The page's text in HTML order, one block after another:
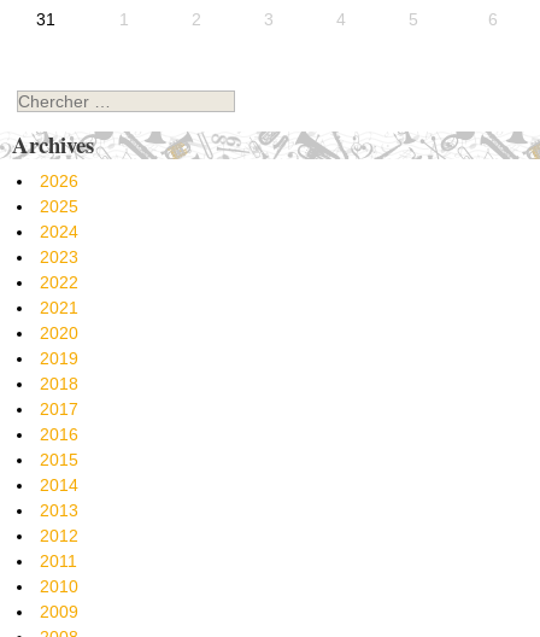
31
1 2 3 4 5 6
Chercher
Archives
2026
2025
2024
2023
2022
2021
2020
2019
2018
2017
2016
2015
2014
2013
2012
2011
2010
2009